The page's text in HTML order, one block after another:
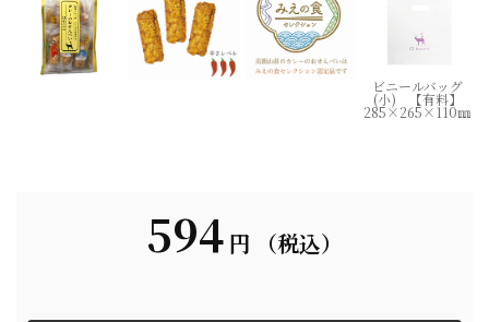
ビニールバッグ
(小) 【有料】
285×265×110㎜
594 円 （税込）